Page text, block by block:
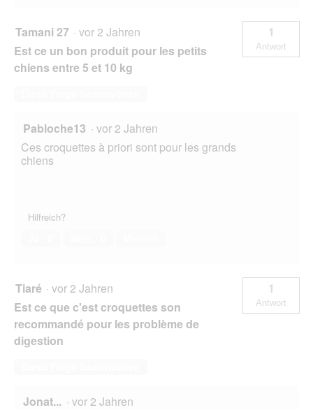
Tamani 27 · vor 2 Jahren
Est ce un bon produit pour les petits
chiens entre 5 et 10 kg
1
Antwort
Pabloche13 · vor 2 Jahren
Ces croquettes à priori sont pour les grands
chiens
Hilfreich?
Tiaré · vor 2 Jahren
Est ce que c'est croquettes son
recommandé pour les problème de
digestion
1
Antwort
Jonat... · vor 2 Jahren